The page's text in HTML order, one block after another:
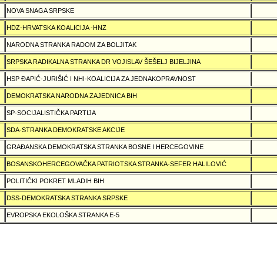
NOVA SNAGA SRPSKE
HDZ-HRVATSKA KOALICIJA -HNZ
NARODNA STRANKA RADOM ZA BOLJITAK
SRPSKA RADIKALNA STRANKA DR VOJISLAV ŠEŠELJ BIJELJINA
HSP ÐAPIĆ-JURIŠIĆ I NHI-KOALICIJA ZA JEDNAKOPRAVNOST
DEMOKRATSKA NARODNA ZAJEDNICA BIH
SP-SOCIJALISTIČKA PARTIJA
SDA-STRANKA DEMOKRATSKE AKCIJE
GRAÐANSKA DEMOKRATSKA STRANKA BOSNE I HERCEGOVINE
BOSANSKOHERCEGOVAČKA PATRIOTSKA STRANKA-SEFER HALILOVIĆ
POLITIČKI POKRET MLADIH BIH
DSS-DEMOKRATSKA STRANKA SRPSKE
EVROPSKA EKOLOŠKA STRANKA E-5